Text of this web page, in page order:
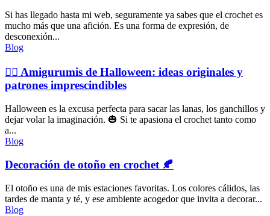
Si has llegado hasta mi web, seguramente ya sabes que el crochet es
mucho más que una afición. Es una forma de expresión, de
desconexión...
Blog
🧙‍♀️ Amigurumis de Halloween: ideas originales y
patrones imprescindibles
Halloween es la excusa perfecta para sacar las lanas, los ganchillos y
dejar volar la imaginación. 🎃 Si te apasiona el crochet tanto como
a...
Blog
Decoración de otoño en crochet 🍂
El otoño es una de mis estaciones favoritas. Los colores cálidos, las
tardes de manta y té, y ese ambiente acogedor que invita a decorar...
Blog